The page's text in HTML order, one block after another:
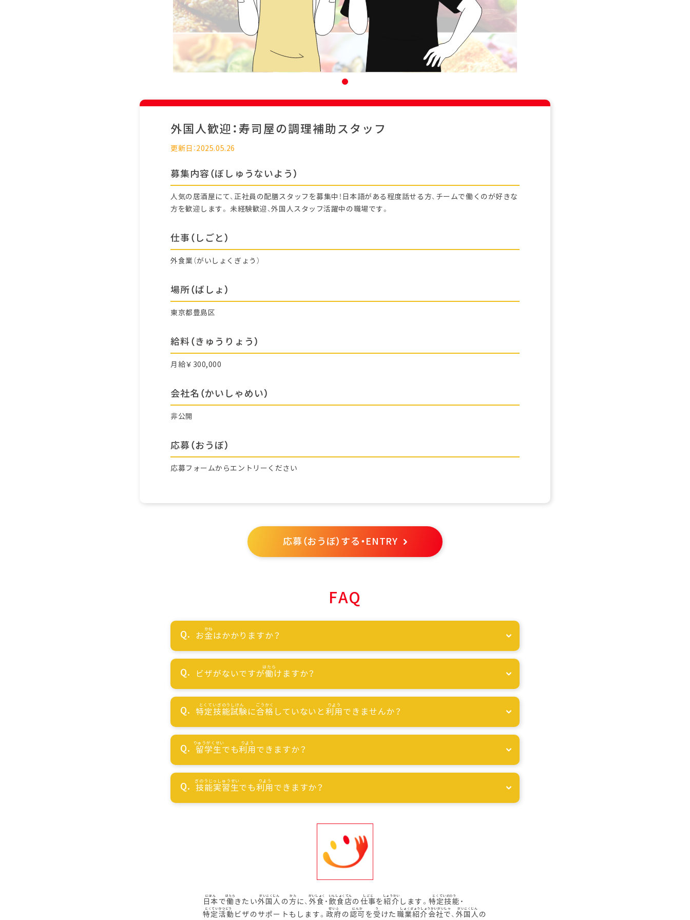
外国人歓迎：寿司屋の調理補助スタッフ
更新日：2025.05.26
募集内容（ぼしゅうないよう）
人気の居酒屋にて、正社員の配膳スタッフを募集中！日本語がある程度話せる方、チームで働くのが好きな
方を歓迎します。 未経験歓迎、外国人スタッフ活躍中の職場です。
仕事（しごと）
外食業（がいしょくぎょう）
場所（ばしょ）
東京都豊島区
給料（きゅうりょう）
月給￥300,000
会社名（かいしゃめい）
非公開
応募（おうぼ）
応募フォームからエントリーください
応募（おうぼ）する・ENTRY
FAQ
お金はかかりますか？
ビザがないですが働けますか？
特定技能試験に合格 していないと利用できませんか？
留学生でも利用できますか？
技能実習生でも利用できますか？
日本で働きたい外国人 の方に、 外食 ・ 飲食店の 仕事を紹介 します。 特定技能 ・
特定活動 ビザのサポートもします。政府の 認可を受 けた 職業紹介会社で、 外国人の